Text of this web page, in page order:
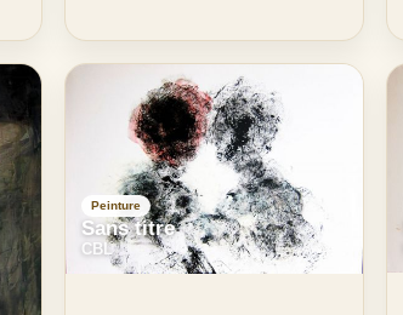
Peinture
Sans titre
CBL